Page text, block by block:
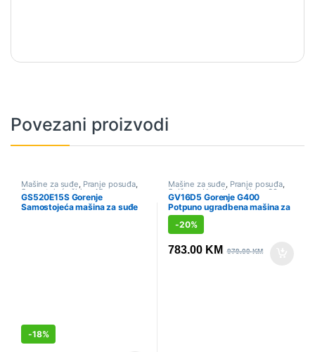
Povezani proizvodi
Mašine za suđe, Pranje posuđa,
Samostojeće širine 45cm
Sniženo
GS520E15S Gorenje
Samostojeća mašina za suđe
-18%
Mašine za suđe, Pranje posuđa,
Sniženo, Ugradbene širine 60cm
GV16D5 Gorenje G400
Potpuno ugradbena mašina za
suđe Gorenje, 60 cm
-20%
783.00 KM 979.00KM